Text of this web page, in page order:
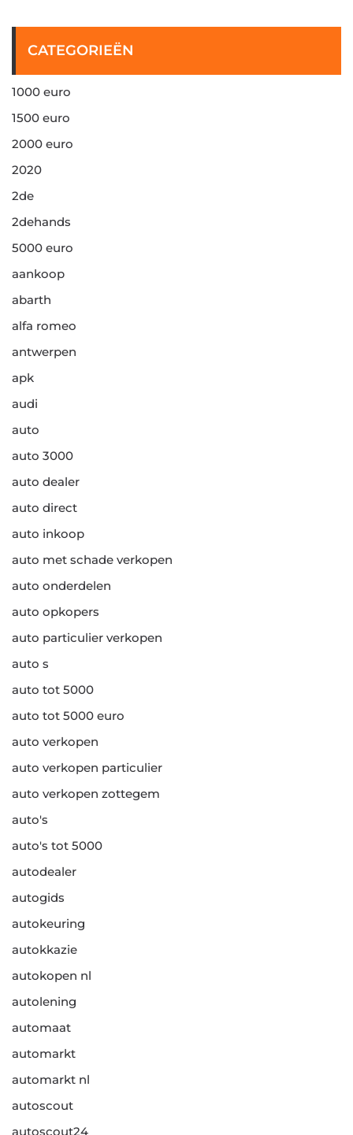
CATEGORIEËN
1000 euro
1500 euro
2000 euro
2020
2de
2dehands
5000 euro
aankoop
abarth
alfa romeo
antwerpen
apk
audi
auto
auto 3000
auto dealer
auto direct
auto inkoop
auto met schade verkopen
auto onderdelen
auto opkopers
auto particulier verkopen
auto s
auto tot 5000
auto tot 5000 euro
auto verkopen
auto verkopen particulier
auto verkopen zottegem
auto's
auto's tot 5000
autodealer
autogids
autokeuring
autokkazie
autokopen nl
autolening
automaat
automarkt
automarkt nl
autoscout
autoscout24